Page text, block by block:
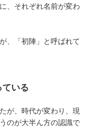
、それぞれ名前が変わ
、「初陣」と呼ばれて
いる
が、時代が変わり、現
のが大半ん方の認識で